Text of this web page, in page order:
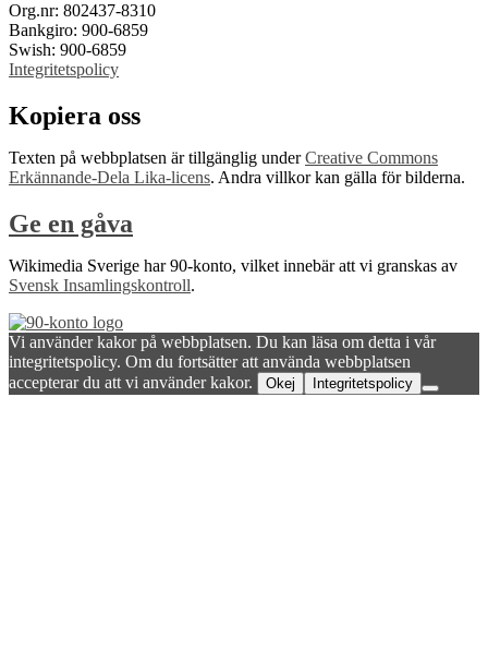
Org.nr: 802437-8310
Bankgiro: 900-6859
Swish: 900-6859
Integritetspolicy
Kopiera oss
Texten på webbplatsen är tillgänglig underCreative Commons
Erkännande-Dela Lika-licens. Andra villkor kan gälla för bilderna.
Ge en gåva
Wikimedia Sverige har 90-konto, vilket innebär att vi granskas av
Svensk Insamlingskontroll.
Vi använder kakor på webbplatsen. Du kan läsa om detta i vår
integritetspolicy. Om du fortsätter att använda webbplatsen
accepterar du att vi använder kakor.
Okej Integritetspolicy